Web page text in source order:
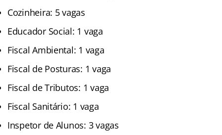
Cozinheira: 5 vagas
Educador Social: 1 vaga
Fiscal Ambiental: 1 vaga
Fiscal de Posturas: 1 vaga
Fiscal de Tributos: 1 vaga
Fiscal Sanitário: 1 vaga
Inspetor de Alunos: 3 vagas